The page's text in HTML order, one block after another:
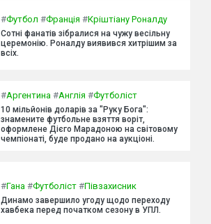
#Футбол #Франція #Кріштіану Роналду
Сотні фанатів зібралися на чужу весільну
церемонію. Роналду виявився хитрішим за
всіх.
#Аргентина #Англія #Футболіст
10 мільйонів доларів за "Руку Бога":
знамените футбольне взяття воріт,
оформлене Дієго Марадоною на світовому
чемпіонаті, буде продано на аукціоні.
#Гана #Футболіст #Півзахисник
Динамо завершило угоду щодо переходу
хавбека перед початком сезону в УПЛ.